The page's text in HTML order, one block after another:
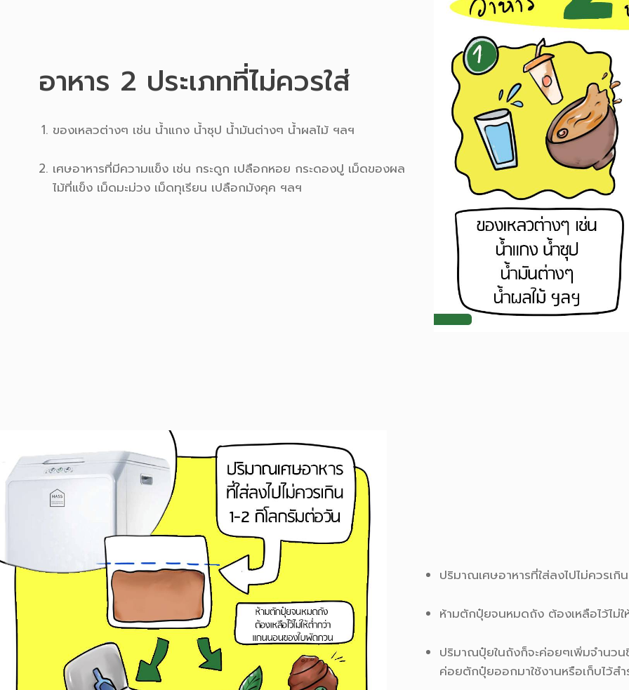
อาหาร 2 ประเภทที่ไม่ควรใส่
ของเหลวต่างๆ เช่น น้ำแกง น้ำซุป น้ำมันต่างๆ น้ำผลไม้ ฯลฯ
เศษอาหารที่มีความแข็ง เช่น กระดูก เปลือกหอย กระดองปู เม็ดของผล
ไม้ที่แข็ง เม็ดมะม่วง เม็ดทุเรียน เปลือกมังคุค ฯลฯ
ปริมาณเศษอาหารที่ใส่ลงไปไม่ควรเ
ห้ามตักปุ๋ยจนหมดถัง ต้องเหลือไว้ไม่
ปริมาณปุ๋ยในถังก็จะค่อยๆเพิ่มจำนว
ค่อยตักปุ๋ยออกมาใช้งานหรือเก็บไว้ส